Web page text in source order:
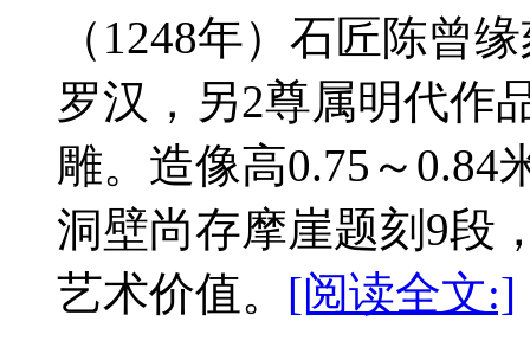
（1248年）石匠陈曾
罗汉，另2尊属明代作
雕。造像高0.75～0.84
洞壁尚存摩崖题刻9段
艺术价值。 [阅读全文:]